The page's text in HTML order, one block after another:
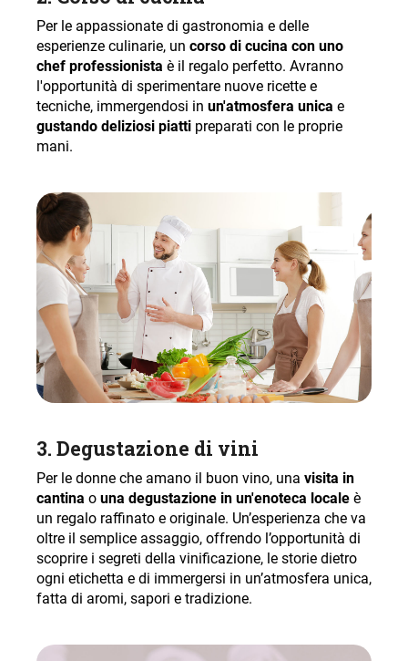
Per le appassionate di gastronomia e delle
esperienze culinarie, un corso di cucina con uno
chef professionista è il regalo perfetto. Avranno
l'opportunità di sperimentare nuove ricette e
tecniche, immergendosi in un'atmosfera unica e
gustando deliziosi piatti preparati con le proprie
mani.
3. Degustazione di vini
Per le donne che amano il buon vino, una visita in
cantina o una degustazione in un'enoteca locale è
un regalo raffinato e originale. Un’esperienza che va
oltre il semplice assaggio, offrendo l’opportunità di
scoprire i segreti della vinificazione, le storie dietro
ogni etichetta e di immergersi in un’atmosfera unica,
fatta di aromi, sapori e tradizione.